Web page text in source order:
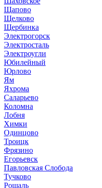
Щапово
Щелково
Щербинка
Электрогорск
Электросталь
Электроугли
Юбилейный
Юрлово
Ям
Яхрома
Саларьево
Коломна
Лобня
Химки
Одинцово
Троицк
Фрязино
Егорьевск
Павловская Слобода
Тучково
Рошаль